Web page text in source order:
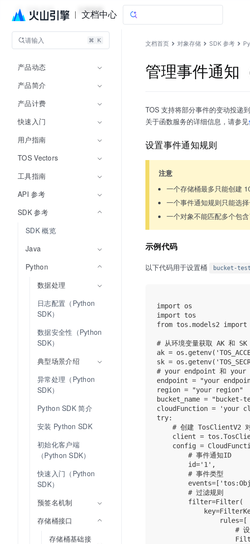
文档中心
对象存储 文档指南
请输入
产品动态
产品简介
产品计费
快速入门
用户指南
TOS Vectors
工具指南
API 参考
SDK 参考
SDK 概览
Java
Python
数据处理
日志配置（Python
SDK）
数据安全性（Python
SDK）
典型场景介绍
异常处理（Python
SDK）
Python SDK 简介
安装 Python SDK
初始化客户端
（Python SDK）
快速入门（Python
SDK）
预签名机制
存储桶接口
存储桶基础接
文档首页 对象存储 SDK 参考
管理事件通知
TOS 支持将部分事件的变动投递
关于函数服务的详细信息，请参见
设置事件通知规则
注意
一个存储桶最多只能创建
一个事件通知规则只能选
一个对象不能匹配多个包
示例代码
以下代码用于设置桶 bucket-test
import os
import tos
from tos.models2
# 从环境变量获取 AK 和 SK
ak =
sk =
# your endpoint 和 your
endpoint = "your
region = "your region"
bucket_name = "bucket-
cloudFunction = 'your
try:
# 创建 TosClientV2
client =
config =
        # 事件通知ID
        id='1',
        # 事件类型
        # 过滤规则
        filter=Filter(
                rules=[
# 设